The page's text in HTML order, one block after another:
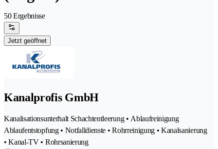
50 Ergebnisse
Jetzt geöffnet
Kanalprofis GmbH
Kanalisationsunterhalt Schachtentleerung • Ablaufreinigung
Ablaufentstopfung • Notfalldienste • Rohrreinigung • Kanalsanierung
• Kanal-TV • Rohrsanierung